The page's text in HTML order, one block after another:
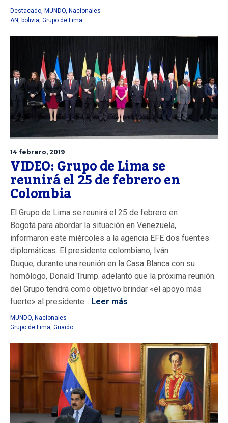
Destacado MUNDO Nacionales
AN
bolivia Grupo de Lima
14 febrero, 2019
VIDEO: Grupo de Lima se
reunirá el 25 de febrero en
Colombia
El Grupo de Lima se reunirá el 25 de febrero en
Bogotá para abordar la situación en Venezuela,
informaron este miércoles a la agencia EFE dos fuentes
diplomáticas. El presidente colombiano, Iván
Duque, durante una reunión en la Casa Blanca con su
homólogo, Donald Trump. adelantó que la próxima reunión
del Grupo tendrá como objetivo brindar «el apoyo más
fuerte» al presidente... Leer más
MUNDO Nacionales
Grupo de Lima Guaido